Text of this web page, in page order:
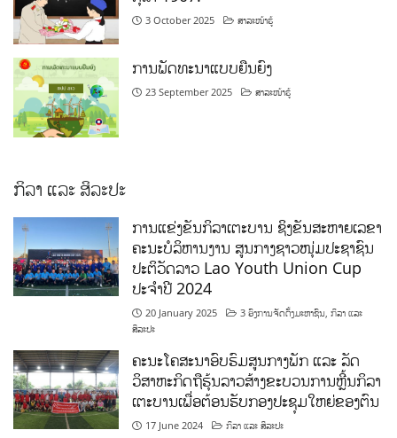
3 October 2025 ສາລະໜ້າຮູ້
ການພັດທະນາແບບຍືນຍົງ
23 September 2025 ສາລະໜ້າຮູ້
ກິລາ ແລະ ສິລະປະ
ການແຂ່ງຂັນກິລາເຕະບານ ຊິງຂັນສະຫາຍເລຂາ
ຄະນະບໍລິຫານງານ ສູນກາງຊາວໜຸ່ມປະຊາຊົນ
ປະຕິວັດລາວ Lao Youth Union Cup
ປະຈຳປີ 2024
20 January 2025 3 ອົງການຈັດຕັ້ງມະຫາຊົນ ,ກິລາ ແລະ
ສິລະປະ
ຄະນະໂຄສະນາອົບຮົມສູນກາງພັກ ແລະ ລັດ
ວິສາຫະກິດຖືຮຸ້ນລາວສ້າງຂະບວນການຫຼີ້ນກິລາ
ເຕະບານເພື່ອຕ້ອນຮັບກອງປະຊຸມໃຫຍ່ຂອງຕົນ
17 June 2024 ກິລາ ແລະ ສິລະປະ